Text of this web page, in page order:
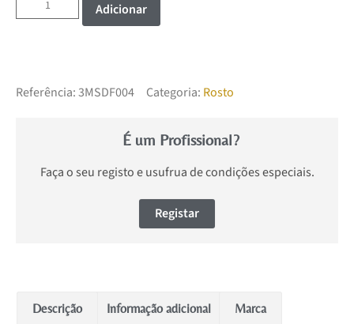
Adicionar
Referência:3MSDF004 Categoria: Rosto
É um Profissional?
Faça o seu registo e usufrua de condições especiais.
Registar
Descrição Informação adicional Marca